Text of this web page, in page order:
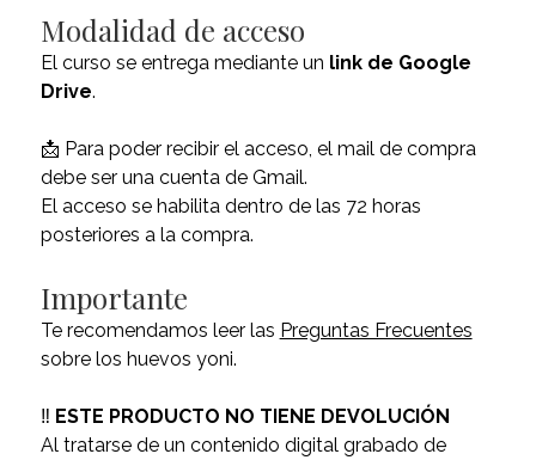
Modalidad de acceso
El curso se entrega mediante un link de Google
Drive.
📩 Para poder recibir el acceso, el mail de compra
debe ser una cuenta de Gmail.
El acceso se habilita dentro de las 72 horas
posteriores a la compra.
Importante
Te recomendamos leer las Preguntas Frecuentes
sobre los huevos yoni.
‼️ ESTE PRODUCTO NO TIENE DEVOLUCIÓN
Al tratarse de un contenido digital grabado de